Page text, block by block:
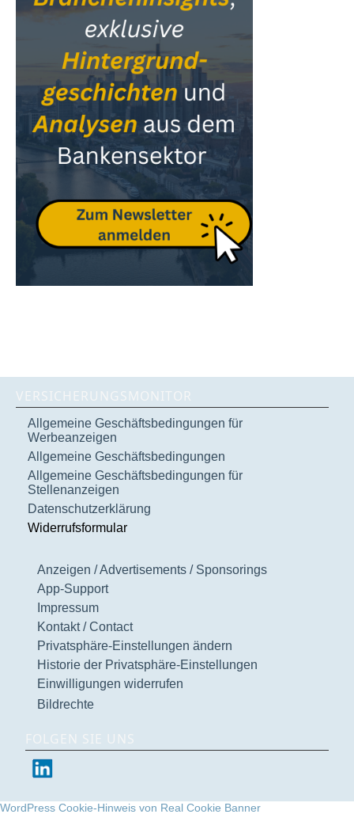
VERSICHERUNGSMONITOR
Allgemeine Geschäftsbedingungen für
Werbeanzeigen
Allgemeine Geschäftsbedingungen
Allgemeine Geschäftsbedingungen für
Stellenanzeigen
Datenschutzerklärung
Widerrufsformular
Anzeigen / Advertisements / Sponsorings
App-Support
Impressum
Kontakt / Contact
Privatsphäre-Einstellungen ändern
Historie der Privatsphäre-Einstellungen
Einwilligungen widerrufen
Bildrechte
FOLGEN SIE UNS
WordPress Cookie-Hinweis von Real Cookie Banner